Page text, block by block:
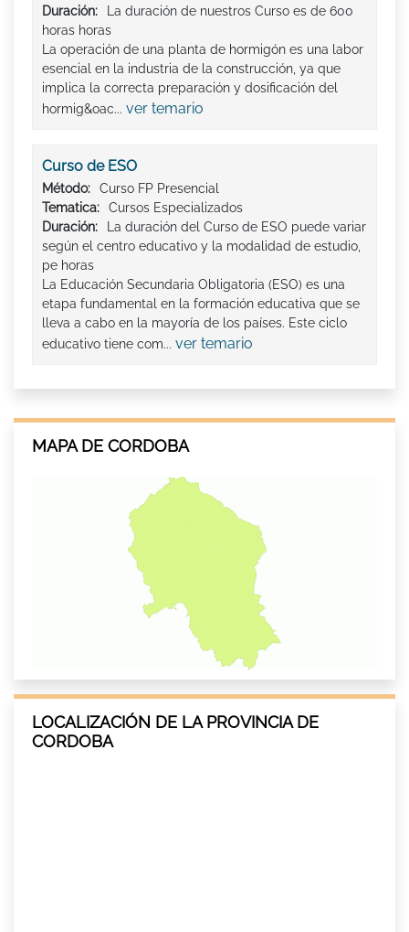
Duración:
La duración de nuestros Curso es de 600
horas horas
La operación de una planta de hormigón es una labor
esencial en la industria de la construcción, ya que
implica la correcta preparación y dosificación del
hormig&oac... ver temario
Curso de ESO
Método:
Curso FP Presencial
Tematica:
Cursos Especializados
Duración:
La duración del Curso de ESO puede variar
según el centro educativo y la modalidad de estudio,
pe horas
La Educación Secundaria Obligatoria (ESO) es una
etapa fundamental en la formación educativa que se
lleva a cabo en la mayoría de los países. Este ciclo
educativo tiene com... ver temario
MAPA DE CORDOBA
LOCALIZACIÓN DE LA PROVINCIA DE
CORDOBA